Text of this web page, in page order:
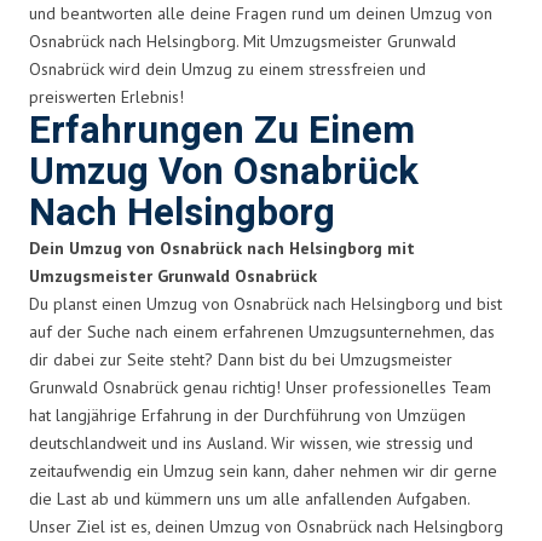
und beantworten alle deine Fragen rund um deinen Umzug von
Osnabrück nach Helsingborg. Mit Umzugsmeister Grunwald
Osnabrück wird dein Umzug zu einem stressfreien und
preiswerten Erlebnis!
Erfahrungen Zu Einem
Umzug Von Osnabrück
Nach Helsingborg
Dein Umzug von Osnabrück nach Helsingborg mit
Umzugsmeister Grunwald Osnabrück
Du planst einen Umzug von Osnabrück nach Helsingborg und bist
auf der Suche nach einem erfahrenen Umzugsunternehmen, das
dir dabei zur Seite steht? Dann bist du bei Umzugsmeister
Grunwald Osnabrück genau richtig! Unser professionelles Team
hat langjährige Erfahrung in der Durchführung von Umzügen
deutschlandweit und ins Ausland. Wir wissen, wie stressig und
zeitaufwendig ein Umzug sein kann, daher nehmen wir dir gerne
die Last ab und kümmern uns um alle anfallenden Aufgaben.
Unser Ziel ist es, deinen Umzug von Osnabrück nach Helsingborg